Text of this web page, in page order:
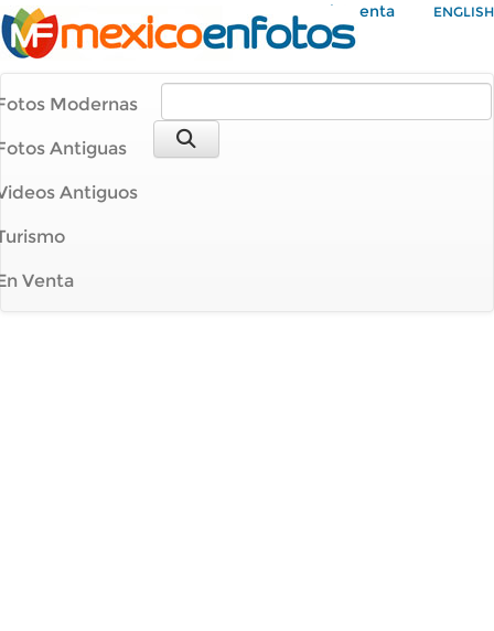
Mi Cuenta ENGLISH
Modernas
Antiguas
Antiguos
Venta